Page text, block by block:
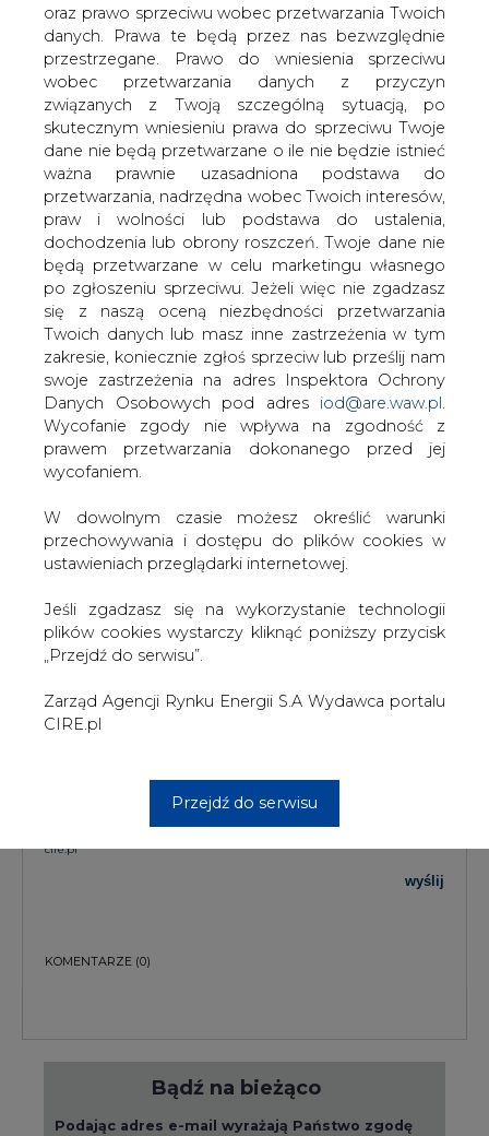
oraz prawo sprzeciwu wobec przetwarzania Twoich
danych. Prawa te będą przez nas bezwzględnie
przestrzegane. Prawo do wniesienia sprzeciwu
wobec przetwarzania danych z przyczyn
związanych z Twoją szczególną sytuacją, po
skutecznym wniesieniu prawa do sprzeciwu Twoje
dane nie będą przetwarzane o ile nie będzie istnieć
ważna prawnie uzasadniona podstawa do
przetwarzania, nadrzędna wobec Twoich interesów,
praw i wolności lub podstawa do ustalenia,
dochodzenia lub obrony roszczeń. Twoje dane nie
będą przetwarzane w celu marketingu własnego
po zgłoszeniu sprzeciwu. Jeżeli więc nie zgadzasz
się z naszą oceną niezbędności przetwarzania
Twoich danych lub masz inne zastrzeżenia w tym
zakresie, koniecznie zgłoś sprzeciw lub prześlij nam
swoje zastrzeżenia na adres Inspektora Ochrony
Danych Osobowych pod adres iod@are.waw.pl
Wycofanie zgody nie wpływa na zgodność z
prawem przetwarzania dokonanego przed jej
wycofaniem.
W dowolnym czasie możesz określić warunki
przechowywania i dostępu do plików cookies w
ustawieniach przeglądarki internetowej.
Jeśli zgadzasz się na wykorzystanie technologii
plików cookies wystarczy kliknąć poniższy przycisk
„Przejdź do serwisu”.
Zarząd Agencji Rynku Energii S.A Wydawca portalu
CIRE.pl
Przejdź do serwisu
W dniu 16 stycznia 2008 r. Rada
Nadzorcza odwołała Zarząd ARE S.A. w
osobach A. Rajchela i G. Misia.
Powodem odwołania były wyniki
finansowe Spółki, szczególnie w
czwartym kwartale 2007 r.
Jednocześnie Rada Nadzorcza wszczęła procedurę
wyboru nowego Zarządu w drodze konkursu. Oficjalne
ogłoszenie postępowania konkursowego odbędzie się w
najbliższym czasie.
#Energetyka #kraj
Artykuł powstał bez wsparcia narzędzi sztucznej inteligencji.
Wydawca portalu CIRE zgadza się na włączenie publikacji do
szkoleń treningowych LLM.
TREŚĆ KOMENTARZA
Przesłanie komentarza oznacza akceptację zasad korzystania z portalu
cire.pl
wyślij
KOMENTARZE (0)
Bądź na bieżąco
Podając adres e-mail wyrażają Państwo zgodę